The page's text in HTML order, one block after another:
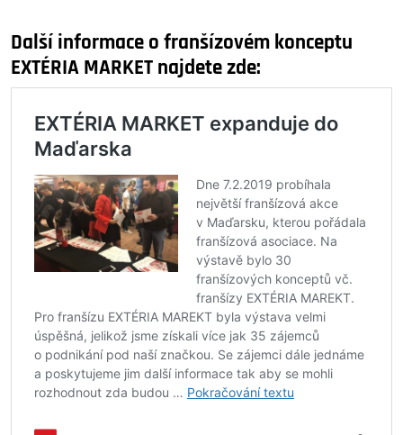
Další informace o franšízovém konceptu
EXTÉRIA MARKET najdete zde: